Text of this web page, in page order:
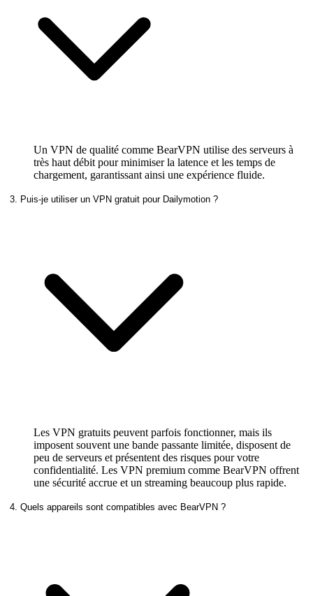
Un VPN de qualité comme BearVPN utilise des serveurs à
très haut débit pour minimiser la latence et les temps de
chargement, garantissant ainsi une expérience fluide.
3. Puis-je utiliser un VPN gratuit pour Dailymotion ?
Les VPN gratuits peuvent parfois fonctionner, mais ils
imposent souvent une bande passante limitée, disposent de
peu de serveurs et présentent des risques pour votre
confidentialité. Les VPN premium comme BearVPN offrent
une sécurité accrue et un streaming beaucoup plus rapide.
4. Quels appareils sont compatibles avec BearVPN ?